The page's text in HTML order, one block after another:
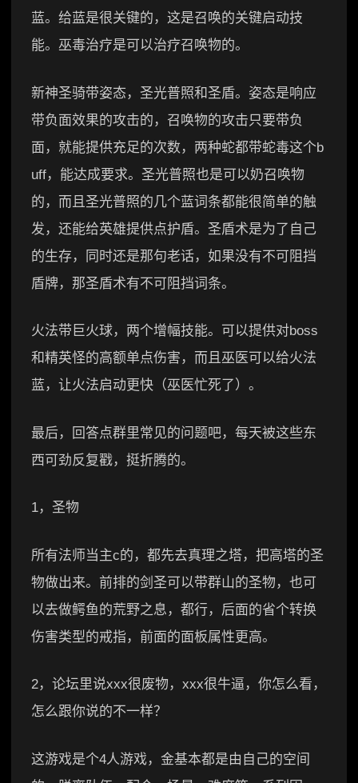
蓝。给蓝是很关键的，这是召唤的关键启动技
能。巫毒治疗是可以治疗召唤物的。
新神圣骑带姿态，圣光普照和圣盾。姿态是响应
带负面效果的攻击的，召唤物的攻击只要带负
面，就能提供充足的次数，两种蛇都带蛇毒这个b
uff，能达成要求。圣光普照也是可以奶召唤物
的，而且圣光普照的几个蓝词条都能很简单的触
发，还能给英雄提供点护盾。圣盾术是为了自己
的生存，同时还是那句老话，如果没有不可阻挡
盾牌，那圣盾术有不可阻挡词条。
火法带巨火球，两个增幅技能。可以提供对boss
和精英怪的高额单点伤害，而且巫医可以给火法
蓝，让火法启动更快（巫医忙死了）。
最后，回答点群里常见的问题吧，每天被这些东
西可劲反复戳，挺折腾的。
1，圣物
所有法师当主c的，都先去真理之塔，把高塔的圣
物做出来。前排的剑圣可以带群山的圣物，也可
以去做鳄鱼的荒野之息，都行，后面的省个转换
伤害类型的戒指，前面的面板属性更高。
2，论坛里说xxx很废物，xxx很牛逼，你怎么看，
怎么跟你说的不一样？
这游戏是个4人游戏，金基本都是由自己的空间